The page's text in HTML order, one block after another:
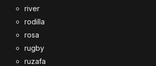
river
rodilla
rosa
rugby
ruzafa